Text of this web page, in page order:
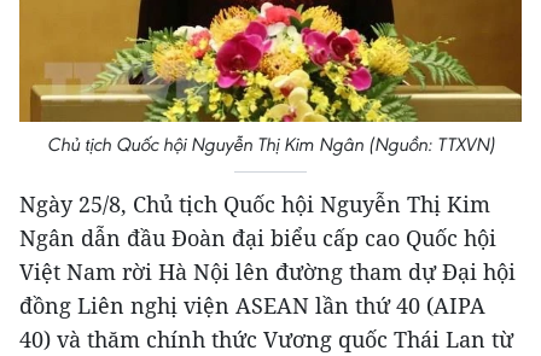
Chủ tịch Quốc hội Nguyễn Thị Kim Ngân (Nguồn: TTXVN)
Ngày 25/8, Chủ tịch Quốc hội Nguyễn Thị Kim
Ngân dẫn đầu Đoàn đại biểu cấp cao Quốc hội
Việt Nam rời Hà Nội lên đường tham dự Đại hội
đồng Liên nghị viện ASEAN lần thứ 40 (AIPA
40) và thăm chính thức Vương quốc Thái Lan từ